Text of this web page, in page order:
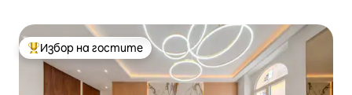
Най-популярен избор на гостите
Избор на гостите